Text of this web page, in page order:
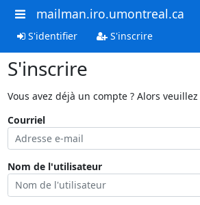
mailman.iro.umontreal.ca
S'identifier S'inscrire
S'inscrire
Vous avez déjà un compte ? Alors veuillez
Courriel
Nom de l'utilisateur